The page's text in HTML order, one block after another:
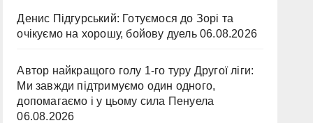
Денис Підгурський: Готуємося до Зорі та
очікуємо на хорошу, бойову дуель 06.08.2026
Автор найкращого голу 1-го туру Другої ліги:
Ми завжди підтримуємо один одного,
допомагаємо і у цьому сила Пенуела
06.08.2026